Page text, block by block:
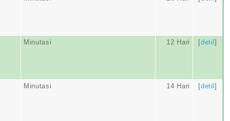
Minutasi 12 Hari [detil]
Minutasi 14 Hari [detil]